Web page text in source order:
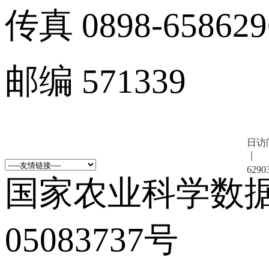
传真 0898-
邮编 571339
日访
国家农业科学数
05083737号